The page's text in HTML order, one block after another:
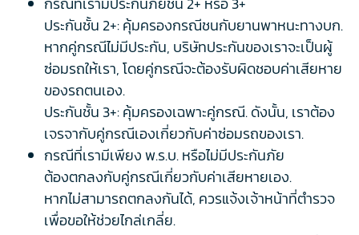
ประกันชั้น 2+: คุ้มครองกรณีชนกับยานพาหนะทางบก.
หากคู่กรณีไม่มีประกัน, บริษัทประกันของเราจะเป็นผู้
ซ่อมรถให้เรา, โดยคู่กรณีจะต้องรับผิดชอบค่าเสียหาย
ของรถตนเอง.
ประกันชั้น 3+: คุ้มครองเฉพาะคู่กรณี. ดังนั้น, เราต้อง
เจรจากับคู่กรณีเองเกี่ยวกับค่าซ่อมรถของเรา.
กรณีที่เรามีเพียง พ.ร.บ. หรือไม่มีประกันภัย
ต้องตกลงกับคู่กรณีเกี่ยวกับค่าเสียหายเอง.
หากไม่สามารถตกลงกันได้, ควรแจ้งเจ้าหน้าที่ตำรวจ
เพื่อขอให้ช่วยไกล่เกลี่ย.